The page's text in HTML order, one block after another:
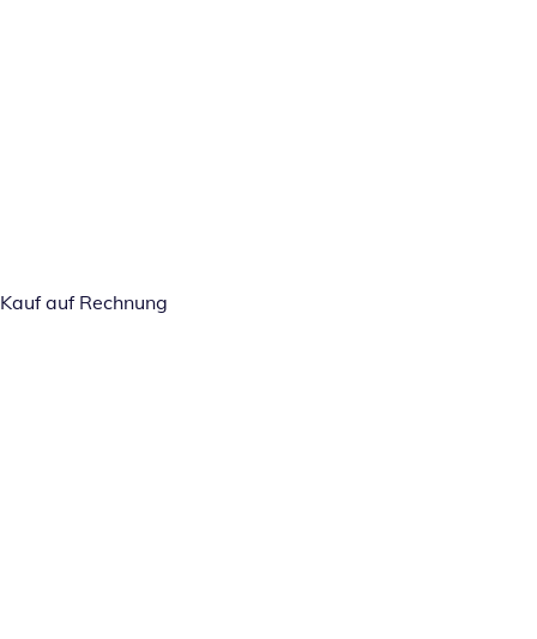
Kauf auf Rechnung